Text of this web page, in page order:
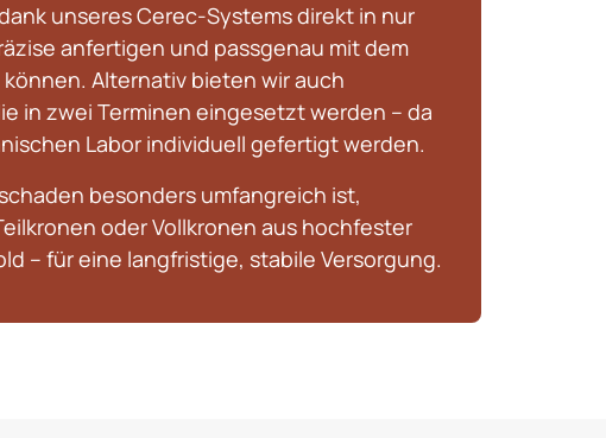
unseres Cerec-Systems direkt in nur
anfertigen und passgenau mit dem
Alternativ bieten wir auch
in zwei Terminen eingesetzt werden – da
Labor individuell gefertigt werden.
besonders umfangreich ist,
oder Vollkronen aus hochfester
– für eine langfristige, stabile Versorgung.